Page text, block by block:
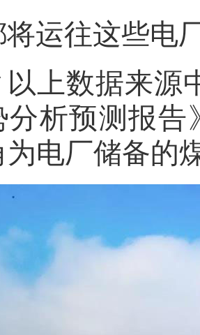
将运往这些电
上数据来源
分析预测报
为电厂储备的